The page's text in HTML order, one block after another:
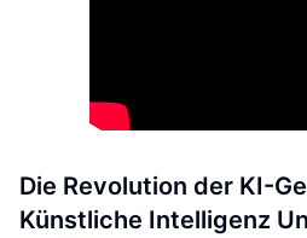
Die Revolution der KI-
Künstliche Intelligenz